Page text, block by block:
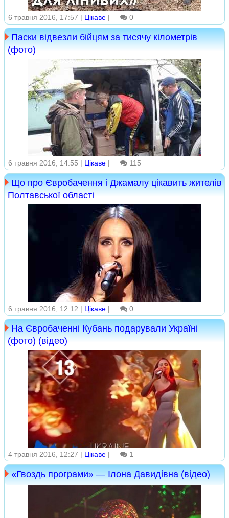
6 травня 2016, 17:57 | Цікаве | 0
Паски відвезли бійцям за тисячу кілометрів
(фото)
6 травня 2016, 14:55 | Цікаве | 115
Що про Євробачення і Джамалу цікавить жителів
Полтавської області
6 травня 2016, 12:12 | Цікаве | 0
На Євробаченні Кубань подарували Україні
(фото) (відео)
4 травня 2016, 12:27 | Цікаве | 1
«Гвоздь програми» — Ілона Давидівна (відео)